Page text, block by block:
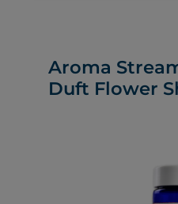
Aroma
Duft Flower